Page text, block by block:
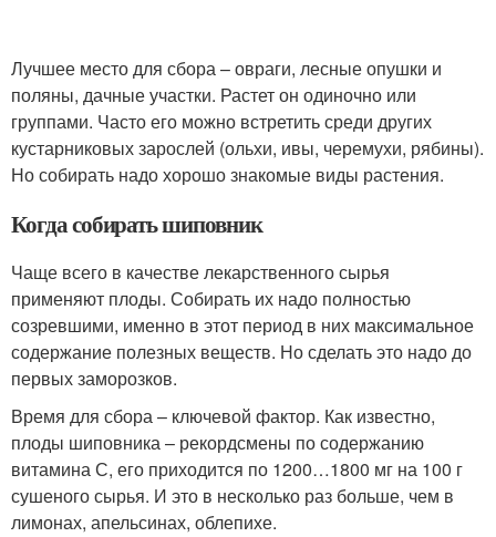
Лучшее место для сбора – овраги, лесные опушки и
поляны, дачные участки. Растет он одиночно или
группами. Часто его можно встретить среди других
кустарниковых зарослей (ольхи, ивы, черемухи, рябины).
Но собирать надо хорошо знакомые виды растения.
Когда собирать шиповник
Чаще всего в качестве лекарственного сырья
применяют плоды. Собирать их надо полностью
созревшими, именно в этот период в них максимальное
содержание полезных веществ. Но сделать это надо до
первых заморозков.
Время для сбора – ключевой фактор. Как известно,
плоды шиповника – рекордсмены по содержанию
витамина С, его приходится по 1200…1800 мг на 100 г
сушеного сырья. И это в несколько раз больше, чем в
лимонах, апельсинах, облепихе.